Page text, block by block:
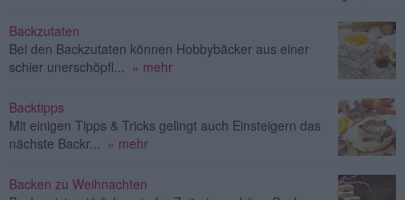
Backzutaten
Bei den Backzutaten können Hobbybäcker aus einer
schier unerschöpfl...
» mehr
Backtipps
Mit einigen Tipps & Tricks gelingt auch Einsteigern das
nächste Backr...
» mehr
Backen zu Weihnachten